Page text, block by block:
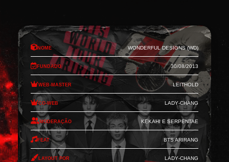
Nome Wonderful Designs (WD)
Fundado 30/08/2013
Web-Master Leithold
Co-Web Lady-Chang
Moderação Kekahi e Serpentae
Feat BTS Arirang
Layout por Lady-Chang